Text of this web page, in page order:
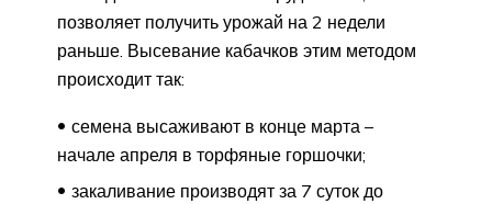
позволяет получить урожай на 2 недели
раньше. Высевание кабачков этим методом
происходит так:
семена высаживают в конце марта –
начале апреля в торфяные горшочки;
закаливание производят за 7 суток до